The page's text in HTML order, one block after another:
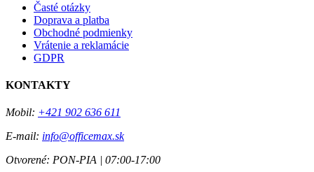
Časté otázky
Doprava a platba
Obchodné podmienky
Vrátenie a reklamácie
GDPR
KONTAKTY
Mobil: +421 902 636 611
E-mail: info@officemax.sk
Otvorené: PON-PIA | 07:00-17:00